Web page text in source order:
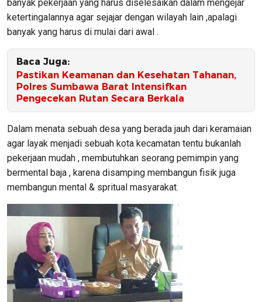
banyak pekerjaan yang harus diselesaikan dalam mengejar
ketertingalannya agar sejajar dengan wilayah lain ,apalagi
banyak yang harus di mulai dari awal .
Baca Juga:
Pastikan Keamanan dan Kesehatan Tahanan,
Polres Sumbawa Barat Intensifkan
Pengecekan Rutan Secara Berkala
Dalam menata sebuah desa yang berada jauh dari keramaian
agar layak menjadi sebuah kota kecamatan tentu bukanlah
pekerjaan mudah , membutuhkan seorang pemimpin yang
bermental baja , karena disamping membangun fisik juga
membangun mental & spritual masyarakat.